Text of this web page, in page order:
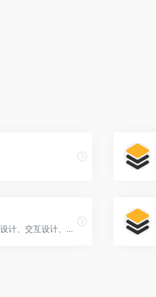
腾讯CDC关注于互联网视觉设计、交互设计、用户研究、前端开发。